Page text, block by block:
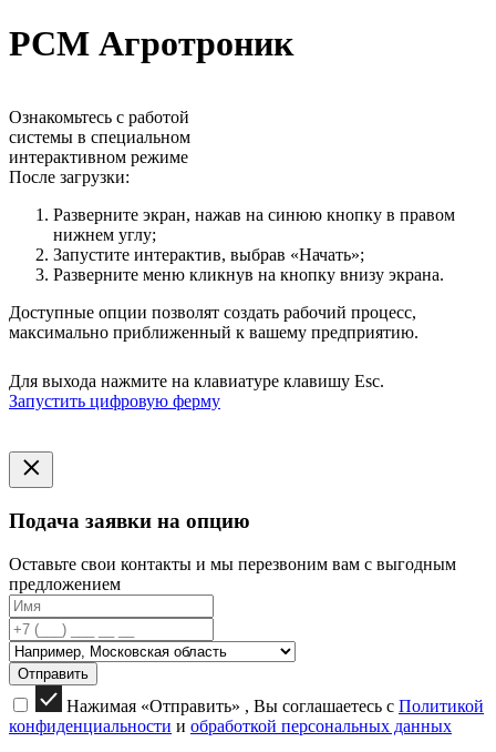
РСМ Агротроник
Ознакомьтесь с работой
системы в специальном
интерактивном режиме
После загрузки:
Разверните экран, нажав на синюю кнопку в правом
нижнем углу;
Запустите интерактив, выбрав «Начать»;
Разверните меню кликнув на кнопку внизу экрана.
Доступные опции позволят создать рабочий процесс,
максимально приближенный к вашему предприятию.
Для выхода нажмите на клавиатуре клавишу Esc.
Запустить цифровую ферму
Подача заявки на опцию
Оставьте свои контакты и мы перезвоним вам с выгодным
предложением
Отправить
Нажимая «Отправить» , Вы соглашаетесь с Политикой
конфиденциальности и обработкой персональных данных